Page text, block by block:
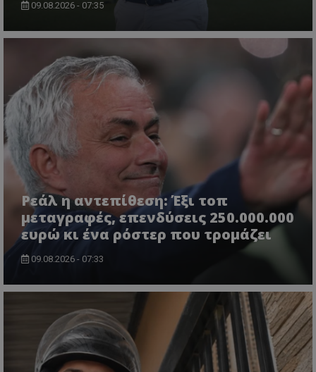
09.08.2026 - 07:35
Ρεάλ η αντεπίθεση: Έξι τοπ
μεταγραφές, επενδύσεις 250.000.000
ευρώ κι ένα ρόστερ που τρομάζει
09.08.2026 - 07:33